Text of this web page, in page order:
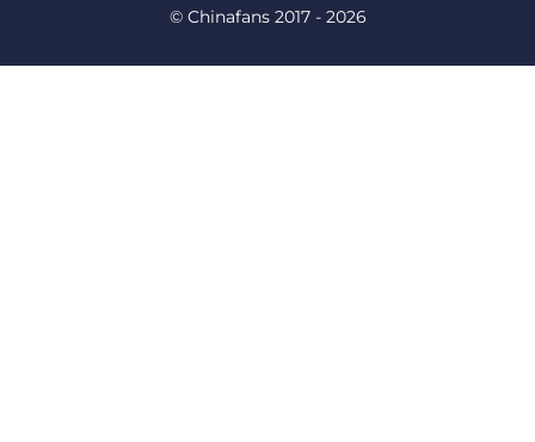
© Chinafans 2017 - 2026